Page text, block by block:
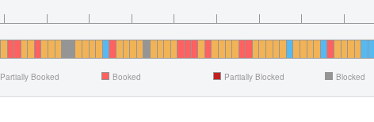
Partially Booked Booked Partially Blocked Blocked